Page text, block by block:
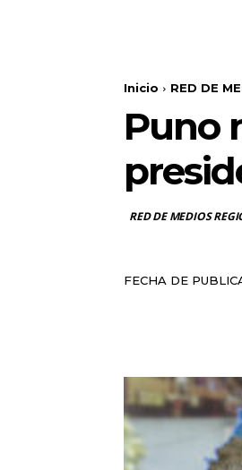
Inicio RED DE
Puno
RED DE MEDIOS
FECHA DE